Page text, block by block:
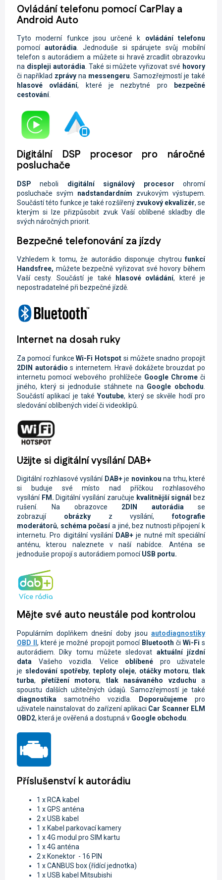
Ovládání telefonu pomocí CarPlay a
Android Auto
Tyto moderní funkce jsou určené k ovládání telefonu
pomocíautorádia. Jednoduše si spárujete svůj mobilní
telefon s autorádiem a můžete si hravě zrcadlit obrazovku
na displeji autorádia. Také si můžete vyřizovat své hovory
či například zprávy na messengeru. Samozřejmostí je také
hlasové ovládání, které je nezbytné pro
bezpečné
cestování.
Digitální DSP procesor pro náročné
posluchače
DSP neboli digitální signálový procesorohromí
posluchače svým nadstandardním zvukovým výstupem.
Součástí této funkce je také rozšířený zvukový ekvalizér, se
kterým si lze přizpůsobit zvuk Vaší oblíbené skladby dle
svých náročných priorit.
Bezpečné telefonování za jízdy
Vzhledem k tomu, že autorádio disponuje chytroufunkcí
Handsfree, můžete bezpečně vyřizovat své hovory během
Vaší cesty. Součástí je také
hlasové ovládání, které je
nepostradatelné při bezpečné jízdě.
Internet na dosah ruky
Za pomocí funkceWi-Fi Hotspot si můžete snadno propojit
2DIN autorádio s internetem. Hravě dokážete brouzdat po
internetu pomocí webového prohlížeče Google Chromeči
jiného, který si jednoduše stáhnete na Google obchodu
Součástí aplikací je takéYoutube, který se skvěle hodí pro
sledování oblíbených videí či videoklipů.
Užijte si digitální vysílání DAB+
Digitální rozhlasové vysílání DAB+je novinkou na trhu, které
si buduje své místo nad příčkou rozhlasového
vysílání FM. Digitální vysílání zaručuje kvalitnější signál
bez
rušení. Na obrazovce 2DIN autorádiase
zobrazují obrázkyz vysílání,fotografie
moderátorů, schéma počasía jiné, bez nutnosti připojení k
internetu. Pro digitální vysílání DAB+ je nutné mít speciální
anténu, kterou naleznete v naší nabídce. Anténa se
jednoduše propojí s autorádiem pomocíUSB portu.
Mějte své auto neustále pod kontrolou
Populárním doplňkem dnešní doby jsou autodiagnostiky
OBD II, které je možné propojit pomocí Bluetooth či Wi-Fi s
autorádiem. Díky tomu můžete sledovat aktuální jízdní
data Vašeho vozidla. Velice oblíbené pro uživatele
je sledování spotřeby, teploty oleje, otáčky motoru,tlak
turba, přetížení motoru, tlak nasávaného vzduchu a
spoustu dalších užitečných údajů. Samozřejmostí je také
diagnostika samotného vozidla. Doporučujeme pro
uživatele nainstalovat do zařízení aplikaci Car Scanner ELM
OBD2, která je ověřená a dostupná v Google obchodu
Příslušenství k autorádiu
1 x RCA kabel
1 x GPS anténa
2 x USB kabel
1 x Kabel parkovací kamery
1 x 4G modul pro SIM kartu
1 x 4G anténa
2 x Konektor - 16 PIN
1 x CANBUS box (řídící jednotka)
1 x USB kabel Mitsubishi